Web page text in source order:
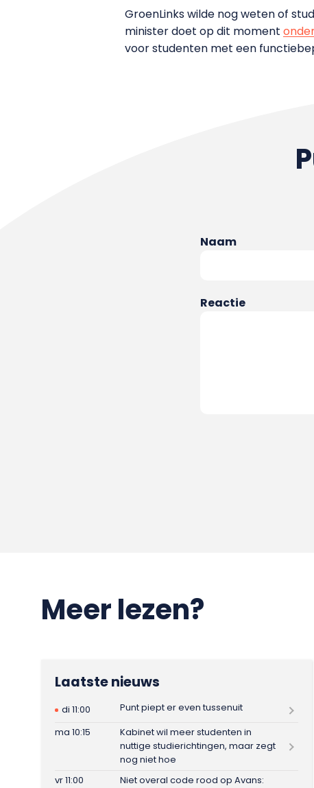
GroenLinks wilde nog weten of
minister doet op dit moment
voor studenten met een
Naam
Reactie
Meer lezen?
Laatste nieuws
di 11:00
Punt piept er even tussenuit
ma 10:15
Kabinet wil meer studenten in
nuttige studierichtingen, maar zegt
nog niet hoe
vr 11:00
Niet overal code rood op Avans: